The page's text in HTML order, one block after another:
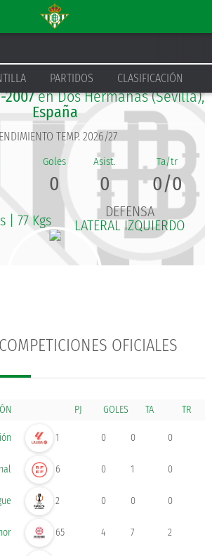
PARTIDOS CLASIFICACIÓN
DE ROA GARCÍA
2007en Dos Hermanas (Sevilla),
España
TEMP. 2026/27
0 0 0/0
77 Kgs
DEFENSA
LATERAL IZQUIERDO
COMPETICIONES OFICIALES
GOLES
1 0 0 0
6 0 1 0
2 0 0 0
65 4 7 2